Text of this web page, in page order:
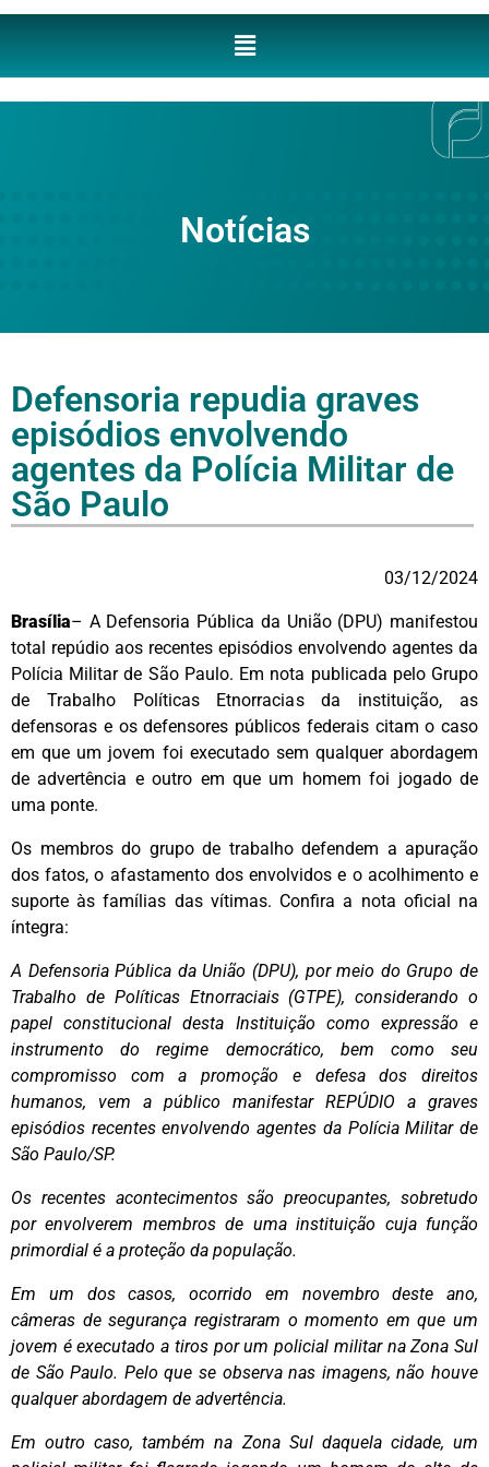
Notícias
Defensoria repudia graves
episódios envolvendo
agentes da Polícia Militar de
São Paulo
03/12/2024
Brasília– A Defensoria Pública da União (DPU) manifestou
total repúdio aos recentes episódios envolvendo agentes da
Polícia Militar de São Paulo. Em nota publicada pelo Grupo
de Trabalho Políticas Etnorracias da instituição, as
defensoras e os defensores públicos federais citam o caso
em que um jovem foi executado sem qualquer abordagem
de advertência e outro em que um homem foi jogado de
uma ponte.
Os membros do grupo de trabalho defendem a apuração
dos fatos, o afastamento dos envolvidos e o acolhimento e
suporte às famílias das vítimas. Confira a nota oficial na
íntegra:
A Defensoria Pública da União (DPU), por meio do Grupo de
Trabalho de Políticas Etnorraciais (GTPE), considerando o
papel constitucional desta Instituição como expressão e
instrumento do regime democrático, bem como seu
compromisso com a promoção e defesa dos direitos
humanos, vem a público manifestar REPÚDIO a graves
episódios recentes envolvendo agentes da Polícia Militar de
São Paulo/SP.
Os recentes acontecimentos são preocupantes, sobretudo
por envolverem membros de uma instituição cuja função
primordial é a proteção da população.
Em um dos casos, ocorrido em novembro deste ano,
câmeras de segurança registraram o momento em que um
jovem é executado a tiros por um policial militar na Zona Sul
de São Paulo. Pelo que se observa nas imagens, não houve
qualquer abordagem de advertência.
Em outro caso, também na Zona Sul daquela cidade, um